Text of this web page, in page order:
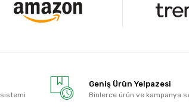
Geniş Ürün Yelpazesi
Binlerce ürün ve kampanya